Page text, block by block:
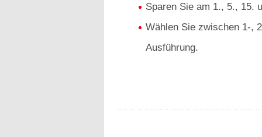
Sparen Sie am 1., 5., 15.
Wählen Sie zwischen 1-,
Ausführung.